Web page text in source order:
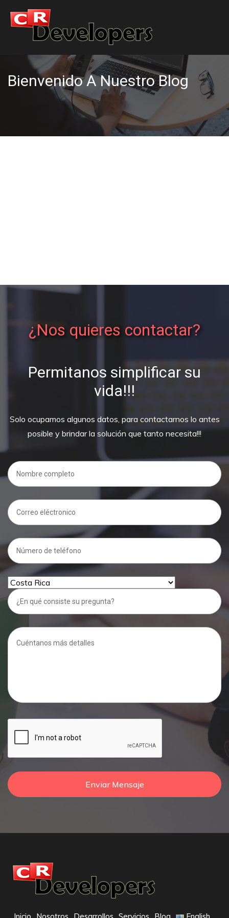
Bienvenido A Nuestro Blog
¿Nos quieres contactar?
Permitanos simplificar su
vida!!!
Solo ocupamos algunos datos, para contactarnos lo antes
posible y brindar la solución que tanto necesita!!!
Enviar Mensaje